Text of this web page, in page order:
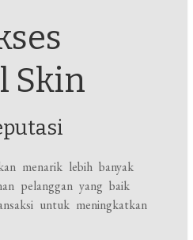
Skin
menarik lebih banyak
pelanggan yang baik
untuk meningkatkan